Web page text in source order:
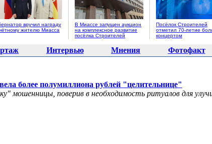
вручил награду
жителю Миасса
В Миассе запущен аукцион
на комплексное развитие
посёлка Строителей
Посёлок Строителей
отметил 70-летие
концертом
Интервью Мнения Фотофакт
более полумиллиона рублей "целительнице"
мошенницы, поверив в необходимость ритуалов для